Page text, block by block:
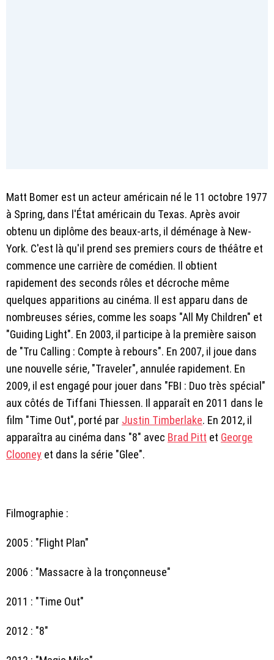
Matt Bomer est un acteur américain né le 11 octobre 1977
à Spring, dans l'État américain du Texas. Après avoir
obtenu un diplôme des beaux-arts, il déménage à New-
York. C'est là qu'il prend ses premiers cours de théâtre et
commence une carrière de comédien. Il obtient
rapidement des seconds rôles et décroche même
quelques apparitions au cinéma. Il est apparu dans de
nombreuses séries, comme les soaps "All My Children" et
"Guiding Light". En 2003, il participe à la première saison
de "Tru Calling : Compte à rebours". En 2007, il joue dans
une nouvelle série, "Traveler", annulée rapidement. En
2009, il est engagé pour jouer dans "FBI : Duo très spécial"
aux côtés de Tiffani Thiessen. Il apparaît en 2011 dans le
film "Time Out", porté par Justin Timberlake. En 2012, il
apparaîtra au cinéma dans "8" avec Brad Pitt et George
Clooney et dans la série "Glee".
Filmographie :
2005 : "Flight Plan"
2006 : "Massacre à la tronçonneuse"
2011 : "Time Out"
2012 : "8"